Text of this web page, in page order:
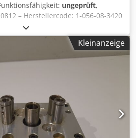
ungeprüft,
– Herstellercode: 1-056-08-3420
Funktionalität: Ungeprüft – Bei
Überarbeitungsservice an,
Iz Ugspfx Ak TehaKleinanzeige